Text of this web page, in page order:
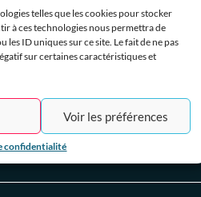
telles que les cookies pour stocker
à ces technologies nous permettra de
ID uniques sur ce site. Le fait de ne pas
sur certaines caractéristiques et
Voir les préférences
confidentialité